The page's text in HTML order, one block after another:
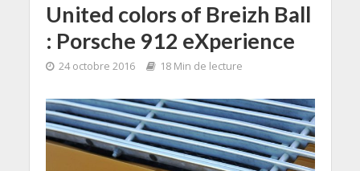
United colors of Breizh Ball
: Porsche 912 eXperience
24 octobre 2016 18 Min de lecture